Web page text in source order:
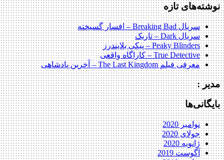
نوشته‌های تازه
سریال Breaking Bad – افسار گسیخته
سریال Dark – تاریک
Peaky Blinders – پیکی بلایندرز
True Detective – کاراگاه واقعی
معرفی فیلم The Last Kingdom – آخرین پادشاهی
مدیر :
بایگانی‌ها
نوامبر 2020
جولای 2020
ژانویه 2020
آگوست 2019